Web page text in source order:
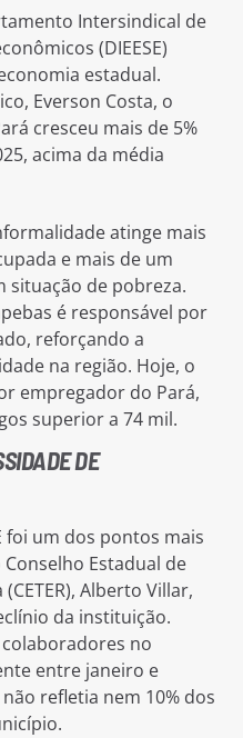
Intersindical de
(DIEESE)
estadual.
Everson Costa, o
cresceu mais de 5%
acima da média
atinge mais
e mais de um
situação de pobreza.
é responsável por
reforçando a
na região. Hoje, o
empregador do Pará,
superior a 74 mil.
DE
foi um dos pontos mais
Estadual de
Alberto Villar,
da instituição.
no
entre janeiro e
refletia nem 10% dos